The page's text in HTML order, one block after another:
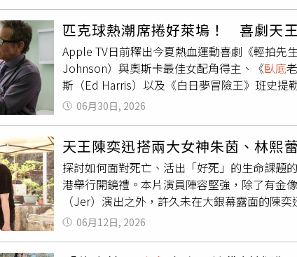
示，近年東九龍大量公、私營住宅工程陸續展
勝和」介入經營。警方調查發現，整個集團已
處以鐵皮搭建的無牌食品加工場，另有3名骨
作、運送、販售到控制市場的一條龍犯罪模式
來源不明的食材及簡陋廚具製作便當，每天供
1200萬港元（約新台幣4560萬元）。除了壟
透過多層私人銀行帳戶掩飾資金流向。警方
元）非法所得，將便當收入及賭博獲利偽裝成
事毀損等暴力手段排擠合法業者。今年3月，
甫擺攤便遭集團成員包圍滋擾。對方當場要求
3000港元（約新台幣1.1萬元）「地盤保護費
及相關證據。經過數個月蒐證，警方於7月3
護費時，當場遭埋伏員警逮捕，警方隨即兵分
底瓦解整個犯罪集團。警方表示，落網125人
匹克球熱潮席捲好萊塢！ 喜劇天
Apple TV日前釋出今夏熱血運動喜劇《輕拍先
Johnson）與奧斯卡最佳女配角得主、《臥底
斯（Ed Harris）以及《白日夢冒險王》班史提
熱門運動搬上銀幕，同時也是Apple TV繼《泰
作。《輕拍先生》以近年風靡全球的匹克球
村俱樂部擔任網球教練，卻始終無法獲得父親
方箋，使他開始接觸匹克球，也重新燃起對運
岌可危，他也將迎來一場攸關親情、夢想與自
更探討人生低谷、自尊心與友情等深刻議題。
《輕拍先生》真正想講述的是關於自我重塑
後，如何重新找到人生目標。這是一個充滿歡
值得一提的是，這個看似荒誕的故事，其實
復健而開始參加匹克球公開交流活動，並與一
06月30日, 2026
天王陳奕迅搭兩大女神朱茵、林
探討如何面對死亡、活出「好死」的生命課題
港舉行開鏡禮。本片演員陣容堅強，除了有金
（Jer）演出之外，許久未在大銀幕露面的陳
幕，上一部在大銀幕跟觀眾見面作品分別為2018
2009年韋家輝執導的《再生號》後，林熙蕾
演員加盟助陣，讓電影一開鏡便備受矚目。
06月12日, 2026